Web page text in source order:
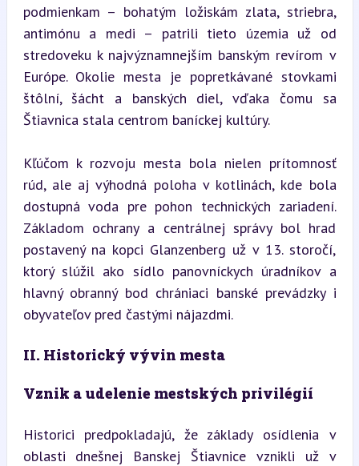
podmienkam – bohatým ložiskám zlata, striebra,
antimónu a medi – patrili tieto územia už od
stredoveku k najvýznamnejším banským revírom v
Európe. Okolie mesta je popretkávané stovkami
štôlní, šácht a banských diel, vďaka čomu sa
Štiavnica stala centrom baníckej kultúry.
Kľúčom k rozvoju mesta bola nielen prítomnosť
rúd, ale aj výhodná poloha v kotlinách, kde bola
dostupná voda pre pohon technických zariadení.
Základom ochrany a centrálnej správy bol hrad
postavený na kopci Glanzenberg už v 13. storočí,
ktorý slúžil ako sídlo panovníckych úradníkov a
hlavný obranný bod chrániaci banské prevádzky i
obyvateľov pred častými nájazdmi.
II. Historický vývin mesta
Vznik a udelenie mestských privilégií
Historici predpokladajú, že základy osídlenia v
oblasti dnešnej Banskej Štiavnice vznikli už v